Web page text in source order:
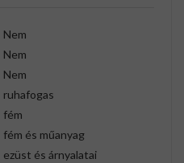
Nem
Nem
Nem
ruhafogas
fém
fém és műanyag
ezüst és árnyalatai